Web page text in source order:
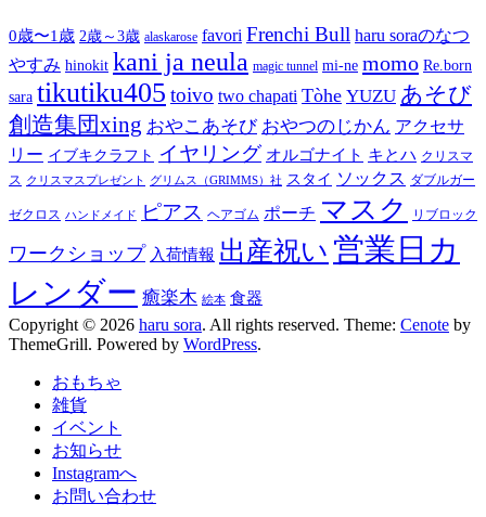
0歳〜1歳 2歳～3歳 alaskarose favori Frenchi Bull haru soraのなつ
やすみ hinokit kani ja neula magic tunnel mi-ne momo Re.born
sara tikutiku405 toivo two chapati Tòhe YUZU あそび
創造集団xing おやこあそび おやつのじかん アクセサ
リー イブキクラフト イヤリング オルゴナイト キとハ クリスマ
ス
クリスマスプレゼント グリムス（GRIMMS）社 スタイ ソックス ダブルガー
ゼクロス ハンドメイド ピアス ヘアゴム ポーチ マスク リブロック
ワークショップ 入荷情報 出産祝い 営業日カ
レンダー 癒楽木 絵本 食器
Copyright © 2026 haru sora. All rights reserved. Theme: Cenote by
ThemeGrill. Powered by WordPress.
おもちゃ
雑貨
イベント
お知らせ
Instagramへ
お問い合わせ